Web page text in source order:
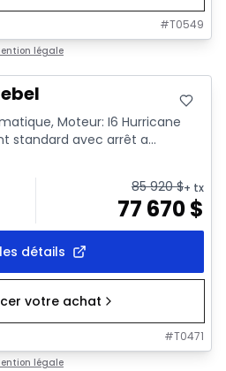
#T0549
légale
Moteur: I6 Hurricane
standard avec arrêt a...
85 920$+ tx
77 670$
détails
votre achat
#T0471
légale